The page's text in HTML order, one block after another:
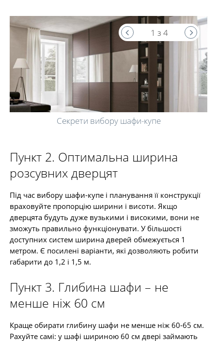
Секрети вибору шафи-купе
1 з 4
Пункт 2. Оптимальна ширина
розсувних дверцят
Під час вибору шафи-купе і планування її конструкції
враховуйте пропорцію ширини і висоти. Якщо
дверцята будуть дуже вузькими і високими, вони не
зможуть правильно функціонувати. У більшості
доступних систем ширина дверей обмежується 1
метром. Є посилені варіанти, які дозволяють робити
габарити до 1,2 і 1,5 м.
Пункт 3. Глибина шафи – не
менше ніж 60 см
Краще обирати глибину шафи не менше ніж 60-65 см.
Рахуйте самі: у шафі шириною 60 см двері займають